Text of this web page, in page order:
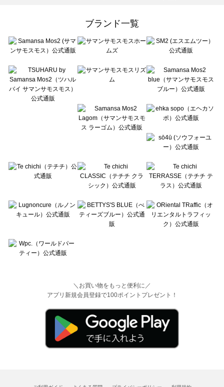
sō4ū（ソウフォーユー）のオールインワン一覧
Te chichi（テチチ）のオールインワン一覧
Te chichi CLASSIC（テチチ クラシック）のオールインワン一覧
Lugnoncure（ルノンキュール）のオールインワン一覧
BETTY'S BLUE（べティーズブルー）のオールインワン一覧
Wpc.（ワールドパーティー）のオールインワン一覧
ブランド一覧
＼お買い物をもっと便利に／
アプリ新規会員登録で100ポイントプレゼント！